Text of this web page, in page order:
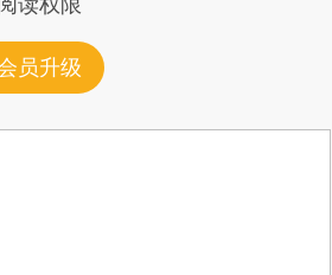
读权限
员升级